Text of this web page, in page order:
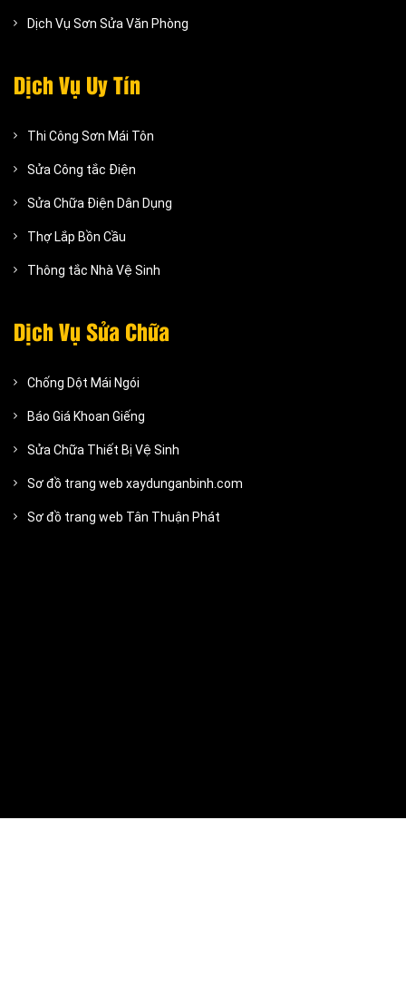
Dịch Vụ Sơn Sửa Văn Phòng
Dịch Vụ Uy Tín
Thi Công Sơn Mái Tôn
Sửa Công tắc Điện
Sửa Chữa Điện Dân Dụng
Thợ Lắp Bồn Cầu
Thông tắc Nhà Vệ Sinh
Dịch Vụ Sửa Chữa
Chống Dột Mái Ngói
Báo Giá Khoan Giếng
Sửa Chữa Thiết Bị Vệ Sinh
Sơ đồ trang web xaydunganbinh.com
Sơ đồ trang web Tân Thuận Phát